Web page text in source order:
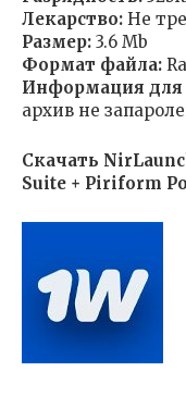
Лекарство: Не
Размер: 3.6 Mb
Формат файла:
Информация для
архив не
Скачать
Suite + Piriform